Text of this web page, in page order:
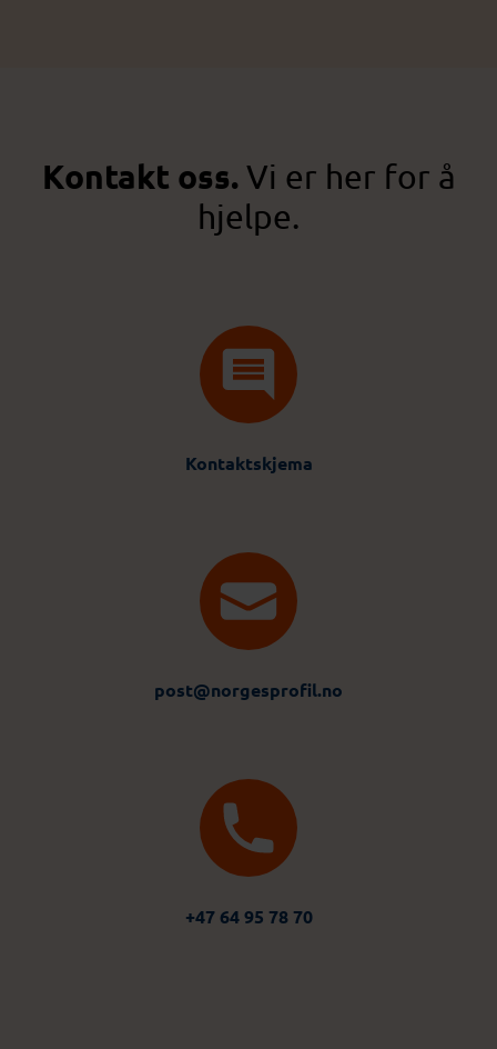
Kontakt oss.Vi er her for å
hjelpe.
Kontaktskjema
post@norgesprofil.no
+47 64 95 78 70